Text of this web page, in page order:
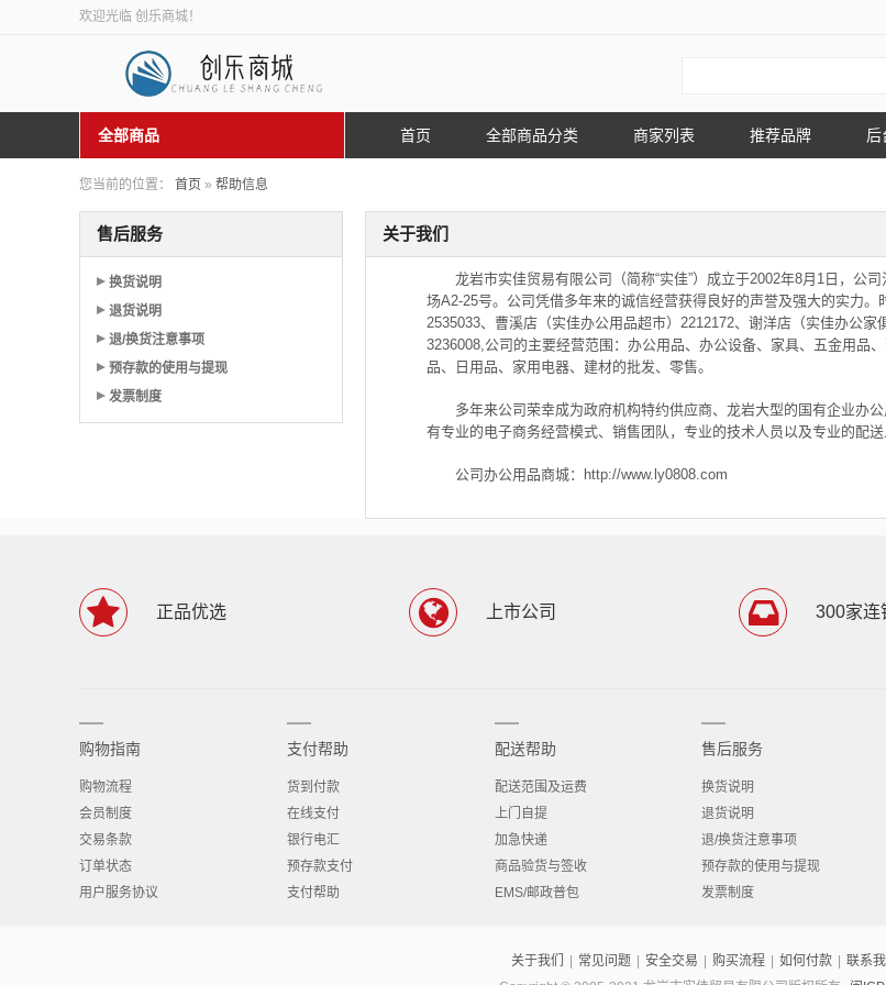
欢迎光临 创乐商城！
全部商品 首页 全部商品分类 商家列表 推荐品牌 后
您当前的位置： 首页 » 帮助信息
关于我们
龙岩市实佳贸易有限公司（简称“实佳”）成立于2002年8月1日，公
场A2-25号。公司凭借多年来的诚信经营获得良好的声誉及强大的实力
2535033、曹溪店（实佳办公用品超市）2212172、谢洋店（实佳办公
3236008,公司的主要经营范围：办公用品、办公设备、家具、五金用品
品、日用品、家用电器、建材的批发、零售。
多年来公司荣幸成为政府机构特约供应商、龙岩大型的国有企业办
有专业的电子商务经营模式、销售团队，专业的技术人员以及专业的配
公司办公用品商城：http://www.ly0808.com
售后服务
换货说明
退货说明
退/换货注意事项
预存款的使用与提现
发票制度
正品优选 上市公司 300家连
购物指南
购物流程
会员制度
交易条款
订单状态
用户服务协议
支付帮助
货到付款
在线支付
银行电汇
预存款支付
支付帮助
配送帮助
配送范围及运费
上门自提
加急快递
商品验货与签收
EMS/邮政普包
售后服务
换货说明
退货说明
退/换货注意事项
预存款的使用与提现
发票制度
关于我们 常见问题 安全交易 购买流程 如何付款 联系我